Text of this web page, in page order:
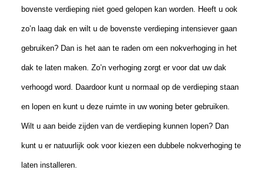
bovenste verdieping niet goed gelopen kan worden. Heeft u ook
zo’n laag dak en wilt u de bovenste verdieping intensiever gaan
gebruiken? Dan is het aan te raden om een nokverhoging in het
dak te laten maken. Zo’n verhoging zorgt er voor dat uw dak
verhoogd word. Daardoor kunt u normaal op de verdieping staan
en lopen en kunt u deze ruimte in uw woning beter gebruiken.
Wilt u aan beide zijden van de verdieping kunnen lopen? Dan
kunt u er natuurlijk ook voor kiezen een dubbele nokverhoging te
laten installeren.